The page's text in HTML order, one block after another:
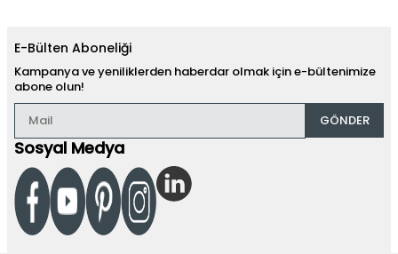
Her Tarza ve Duyguya Hitap Eden Kalp
Kolye Modelleri
Kendinize ya da sevdiklerinize anlamlı bir kolye hediyesi
arayışındaysanız, kalp motifli kolye tasarımları mükemmel bir
Altın Kalp Kolye Seçenekleri
Sarı, beyaz ve rose altın seçenekleriyle sunulan altın kalp
kolyeler; eskimeyen bir güzellik ve asil bir duruş sergiler. Özellikle
özel günlerde ve sürpriz hediyelerde sıklıkla tercih edilen bu
tasarımlar, uzun yıllar boyunca değerini korumaktadır. Her parça,
E-Bülten Aboneliği
Kampanya ve yeniliklerden haberdar olmak için e-bültenimize
abone olun!
GÖNDER
Sosyal Medya